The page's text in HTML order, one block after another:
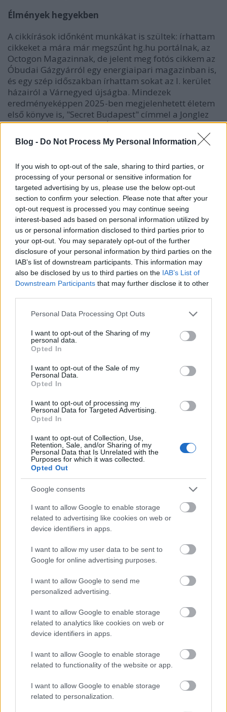
Blog - Do Not Process My Personal Information
If you wish to opt-out of the sale, sharing to third parties, or
processing of your personal or sensitive information for
targeted advertising by us, please use the below opt-out
section to confirm your selection. Please note that after your
opt-out request is processed you may continue seeing
interest-based ads based on personal information utilized by
us or personal information disclosed to third parties prior to
your opt-out. You may separately opt-out of the further
disclosure of your personal information by third parties on the
IAB’s list of downstream participants. This information may
also be disclosed by us to third parties on the IAB’s List of
Downstream Participants that may further disclose it to other
Please note that this website/app uses one or more Google
not limited to your visit or usage behaviour. You may click to
grant or deny consent to Google and its third-party tags to
use your data for below specified purposes in below Google
consent section.
Personal Data Processing Opt Outs
I want to opt-out of the Sharing of my
personal data.
Opted In
I want to opt-out of the Sale of my
Personal Data.
Opted In
I want to opt-out of processing my
Personal Data for Targeted Advertising.
Opted In
I want to opt-out of Collection, Use,
Retention, Sale, and/or Sharing of my
Personal Data that Is Unrelated with the
Purposes for which it was collected.
Opted Out
Google consents
I want to allow Google to enable storage
related to advertising like cookies on web or
device identifiers in apps.
I want to allow my user data to be sent to
Google for online advertising purposes.
I want to allow Google to send me
personalized advertising.
I want to allow Google to enable storage
related to analytics like cookies on web or
device identifiers in apps.
I want to allow Google to enable storage
related to functionality of the website or app.
I want to allow Google to enable storage
related to personalization.
Élmények hegyekben
A cikkírások időnként munkákat is szültek: írhattam
cikkeket a mára már megszűnt hg.hu portálnak, az
Octogon Magazinnak, de jelent meg fotós cikkem az
Óbudai Gázgyárról egy energiaipari magazinban is,
és egy szép időszakban írhattam sokat az I. kerület
házairól a Várnegyed újságba. Mindezek
eredményeképpen 2025-ben megjelenhetett életem
első könyve is, "Secret Budapest" címmel a Jonglez
Publishing kiadásában. És egy idegenvezetői
vizsgával a zsebemben már városi sétákat is
összeállítok és vezetek.
Ugyanakkor talán én vagyok az utolsó, aki elhagyja
ezt a süllyedő hajót. Ma már szinte senki nem ír és
nem olvas blogokat, a formátum kihalni látszik. A
korábban több ezres, sőt, számos alkalommal több
tízezres olvasottságú posztok helyett 2025 második
felében már az 1000 feletti olvasottságnak is örülni
kell. Az Indafotót kinyírták, az index2 oldal eltűnt, a
blog.hu doboza egyre lejjebb süllyed az Index
címlapon.
Másfél évtized alatt bizony szívemhez nőtt ez az
egész. És épp ezért tartott ilyen sokáig az is, hogy
elengedjem. Körülöttem már szinte mindenki kihalt,
pedig remek blogok sora íródott a blog.hu felületén.
Zubreczki Dávid(2020-ig),A Városliget Barátai
(2024-ig), aVárosépítési Főosztály
Közlekedő Tömeg(2020-ig),Gary Greyhound(2016-
Kép-Térblog (2023-ig), a
(2016-ig), a
Csabáéknál
(2023-ig).
És akkor most elengedem végül én is. Drop mic.
Üdvözlettel:
Papp Géza
2026. június
Ajánlott bejegyzések:
HÉV: tervezik, megígérik, aztán semmi